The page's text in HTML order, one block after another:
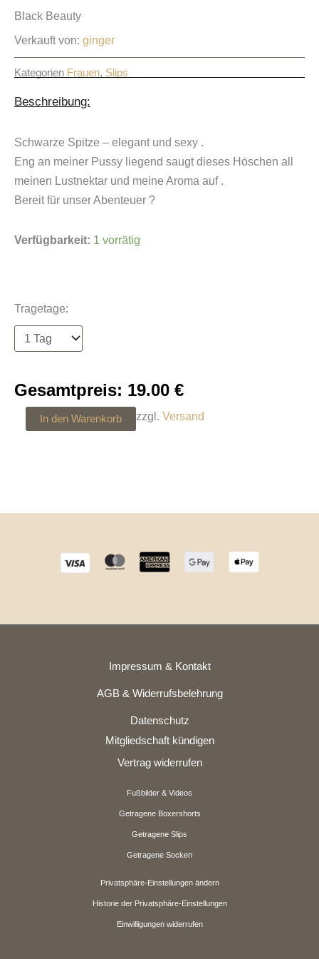
Black Beauty
Verkauft von: ginger
Kategorien Frauen, Slips
Beschreibung:
Schwarze Spitze – elegant und sexy .
Eng an meiner Pussy liegend saugt dieses Höschen all
meinen Lustnektar und meine Aroma auf .
Bereit für unser Abenteuer ?
Verfügbarkeit: 1 vorrätig
Tragetage:
Gesamtpreis: 19.00 €
Black
zzgl.Versand
In den Warenkorb
Impressum & Kontakt
AGB & Widerrufsbelehrung
Datenschutz
Mitgliedschaft kündigen
Vertrag widerrufen
Fußbilder & Videos
Getragene Boxershorts
Getragene Slips
Getragene Socken
Privatsphäre-Einstellungen ändern
Historie der Privatsphäre-Einstellungen
Einwilligungen widerrufen